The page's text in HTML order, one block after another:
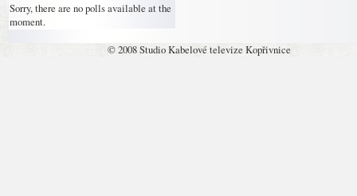
Sorry, there are no polls available at the
moment.
© 2008 Studio Kabelové televize Kopřivnice